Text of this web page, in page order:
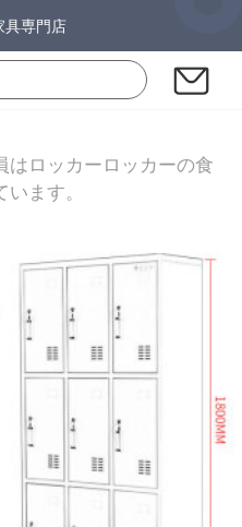
具専門店
はロッカーロッカーの食
ます。